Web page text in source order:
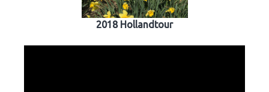
2018 Hollandtour